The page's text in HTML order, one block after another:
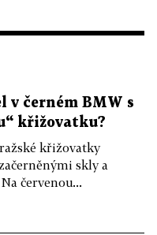
v černém BMW s
křižovatku?
křižovatky
skly a
červenou...